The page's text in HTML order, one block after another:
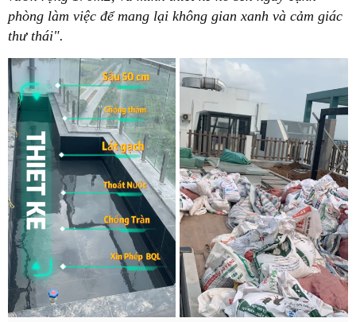
phòng làm việc để mang lại không gian xanh và cảm giác
thư thái".